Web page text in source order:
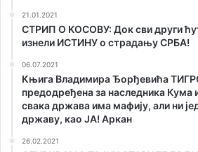
21.01.2021
СТРИП О KОСОВУ: Док сви други
изнели ИСТИНУ о страдању СРБА!
06.07.2021
Књига Владимира Ђорђевића
предодређена за наследника Кума
свака држава има мафију, али ни
државу, као ЈА! Аркан
26.02.2021